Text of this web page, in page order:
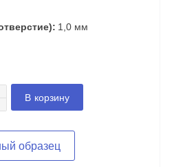
1,0 мм
В корзину
образец